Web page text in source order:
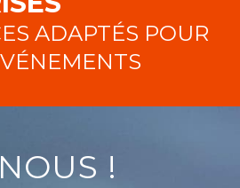
ADAPTÉS POUR
!